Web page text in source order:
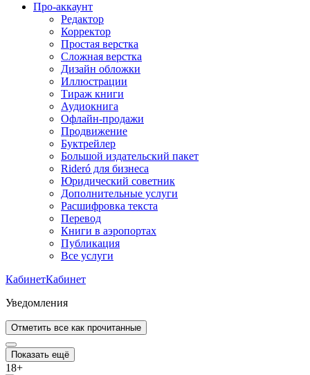
Про-аккаунт
Редактор
Корректор
Простая верстка
Сложная верстка
Дизайн обложки
Иллюстрации
Тираж книги
Аудиокнига
Офлайн-продажи
Продвижение
Буктрейлер
Большой издательский пакет
Rideró для бизнеса
Юридический советник
Дополнительные услуги
Расшифровка текста
Перевод
Книги в аэропортах
Публикация
Все услуги
КабинетКабинет
Уведомления
Отметить все как прочитанные
Показать ещё
18+